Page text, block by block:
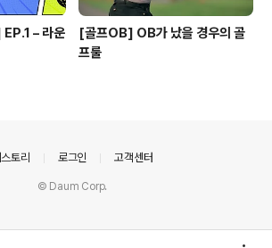
– 라운
[골프OB] OB가 났을 경우의 골
프룰
토리 로그인 고객센터
© Daum Corp.